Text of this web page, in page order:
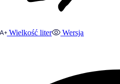
Wielkość liter
Wersja